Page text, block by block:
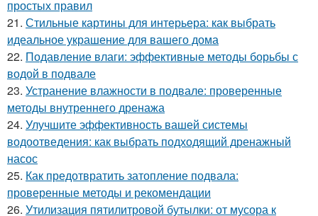
простых правил
21. Стильные картины для интерьера: как выбрать
идеальное украшение для вашего дома
22. Подавление влаги: эффективные методы борьбы с
водой в подвале
23. Устранение влажности в подвале: проверенные
методы внутреннего дренажа
24. Улучшите эффективность вашей системы
водоотведения: как выбрать подходящий дренажный
насос
25. Как предотвратить затопление подвала:
проверенные методы и рекомендации
26. Утилизация пятилитровой бутылки: от мусора к